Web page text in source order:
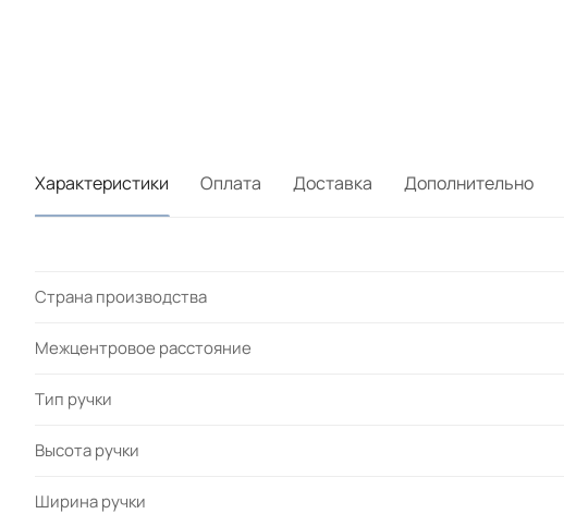
Характеристики Оплата Доставка Дополнительно
Страна производства
Межцентровое расстояние
Тип ручки
Высота ручки
Ширина ручки